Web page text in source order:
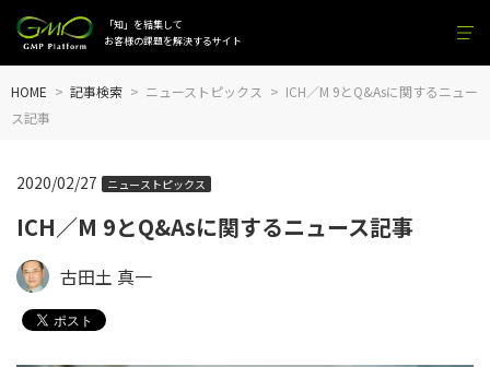
「知」を結集して
お客様の課題を解決するサイト
HOME 記事検索 ニューストピックス
ICH／M 9とQ&Asに関するニュー
ス記事
ICH／M 9とQ&Asに関するニュース記事
2020/02/27 ニューストピックス
古田土 真一